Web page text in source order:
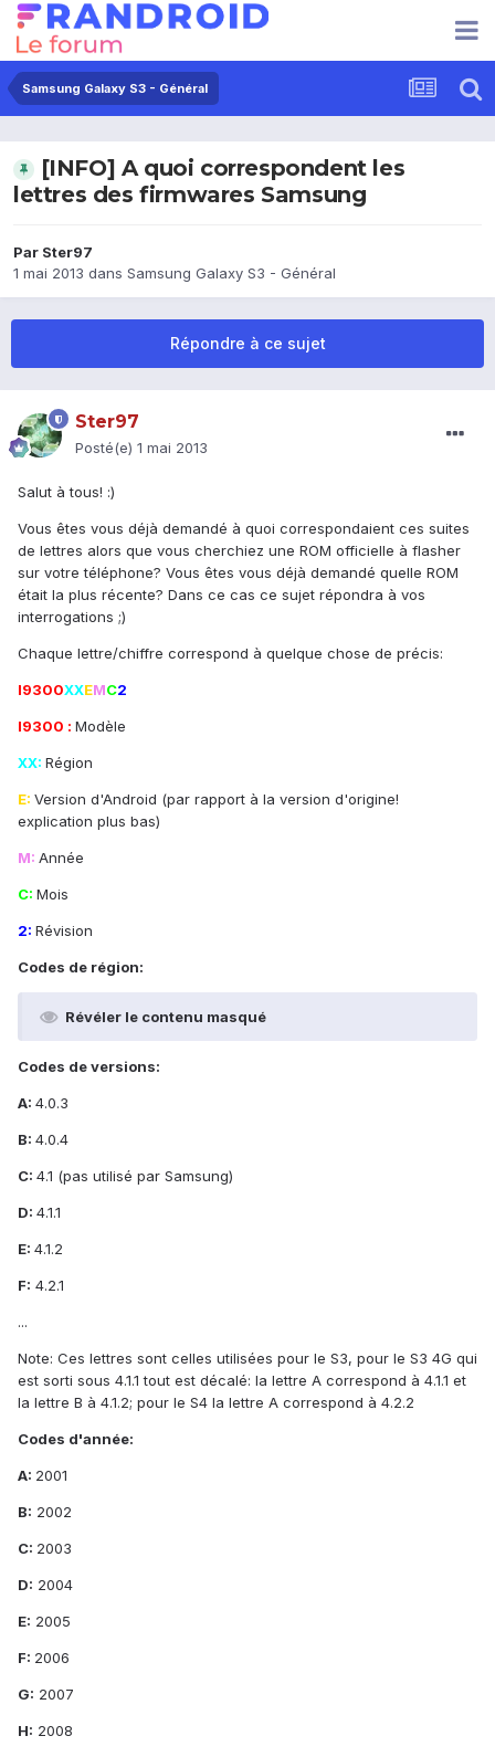
Samsung Galaxy S3 - Général
[INFO] A quoi correspondent les
lettres des firmwares Samsung
Par Ster97
1 mai 2013 dans Samsung Galaxy S3 - Général
Répondre à ce sujet
Ster97
Posté(e) 1 mai 2013
Salut à tous! :)
Vous êtes vous déjà demandé à quoi correspondaient ces suites
de lettres alors que vous cherchiez une ROM officielle à flasher
sur votre téléphone? Vous êtes vous déjà demandé quelle ROM
était la plus récente? Dans ce cas ce sujet répondra à vos
interrogations ;)
Chaque lettre/chiffre correspond à quelque chose de précis:
I9300XXEMC2
I9300 : Modèle
XX: Région
E: Version d'Android (par rapport à la version d'origine!
explication plus bas)
M: Année
C: Mois
2: Révision
Codes de région:
Révéler le contenu masqué
Codes de versions:
A: 4.0.3
B: 4.0.4
C: 4.1 (pas utilisé par Samsung)
D: 4.1.1
E: 4.1.2
F: 4.2.1
...
Note: Ces lettres sont celles utilisées pour le S3, pour le S3 4G qui
est sorti sous 4.1.1 tout est décalé: la lettre A correspond à 4.1.1 et
la lettre B à 4.1.2; pour le S4 la lettre A correspond à 4.2.2
Codes d'année:
A: 2001
B: 2002
C: 2003
D: 2004
E: 2005
F: 2006
G: 2007
H: 2008